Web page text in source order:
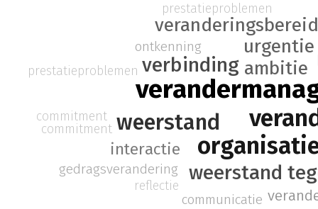
weerstand
verbinding
weerstand
urgentie
ambitie
interactie
ontkenning
communicatie
gedragsverandering
prestatieproblemen
commitment
reflectie
prestatieproblemen
commitment